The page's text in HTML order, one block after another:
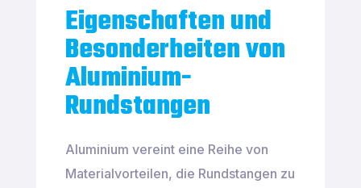
Eigenschaften und
Besonderheiten von
Aluminium-
Rundstangen
Aluminium vereint eine Reihe von
Materialvorteilen, die Rundstangen zu